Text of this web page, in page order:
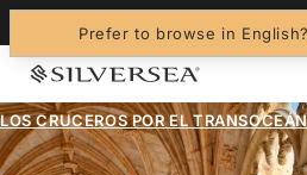
Prefer to browse in English?
LOS CRUCEROS POR EL